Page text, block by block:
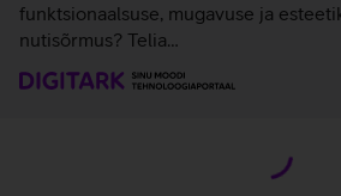
funktsionaalsuse, mugavuse ja
nutisõrmus? Telia…